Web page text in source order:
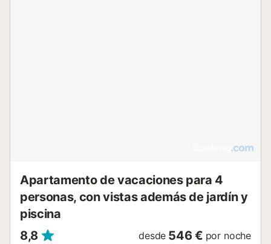
Apartamento de vacaciones para 4
personas, con vistas además de jardín y
piscina
8,8
desde 546 € por noche